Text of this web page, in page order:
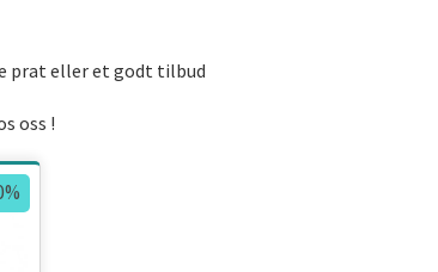
prat eller et godt tilbud
oss !